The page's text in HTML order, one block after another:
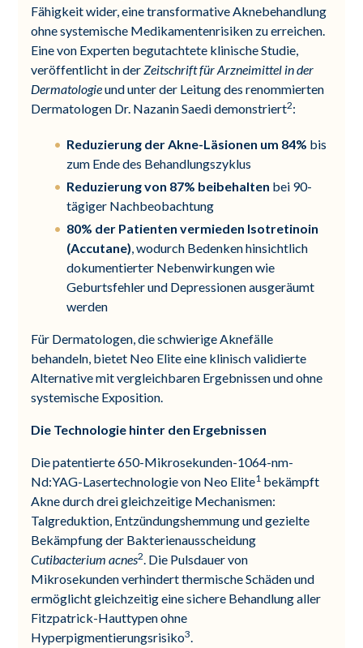
Fähigkeit wider, eine transformative Aknebehandlung
ohne systemische Medikamentenrisiken zu erreichen.
Eine von Experten begutachtete klinische Studie,
veröffentlicht in derZeitschrift für Arzneimittel in der
Dermatologieund unter der Leitung des renommierten
Dermatologen Dr. Nazanin Saedi demonstriert2:
Reduzierung der Akne-Läsionen um 84% bis
zum Ende des Behandlungszyklus
Reduzierung von 87% beibehalten bei 90-
tägiger Nachbeobachtung
80% der Patienten vermieden Isotretinoin
(Accutane), wodurch Bedenken hinsichtlich
dokumentierter Nebenwirkungen wie
Geburtsfehler und Depressionen ausgeräumt
werden
Für Dermatologen, die schwierige Aknefälle
behandeln, bietet Neo Elite eine klinisch validierte
Alternative mit vergleichbaren Ergebnissen und ohne
systemische Exposition.
Die Technologie hinter den Ergebnissen
Die patentierte 650-Mikrosekunden-1064-nm-
Nd:YAG-Lasertechnologie von Neo Elite1 bekämpft
Akne durch drei gleichzeitige Mechanismen:
Talgreduktion, Entzündungshemmung und gezielte
Bekämpfung der Bakterienausscheidung
Cutibacterium acnes2. Die Pulsdauer von
Mikrosekunden verhindert thermische Schäden und
ermöglicht gleichzeitig eine sichere Behandlung aller
Fitzpatrick-Hauttypen ohne
Hyperpigmentierungsrisiko3.